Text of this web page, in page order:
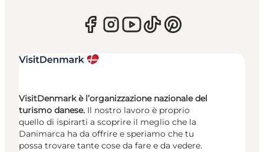
VisitDenmark è l’organizzazione nazionale del
turismo danese. Il nostro lavoro è proprio
quello di ispirarti a scoprire il meglio che la
Danimarca ha da offrire e speriamo che tu
possa trovare tante cose da fare e da vedere.